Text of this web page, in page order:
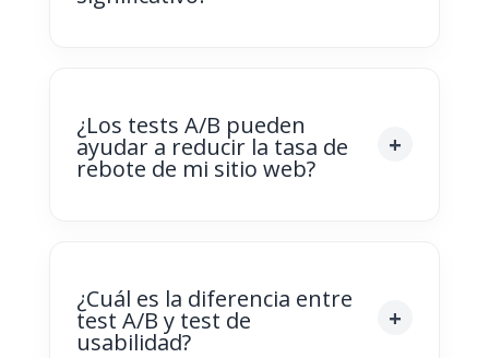
¿Los tests A/B pueden
ayudar a reducir la tasa de
rebote de mi sitio web?
¿Cuál es la diferencia entre
test A/B y test de
usabilidad?